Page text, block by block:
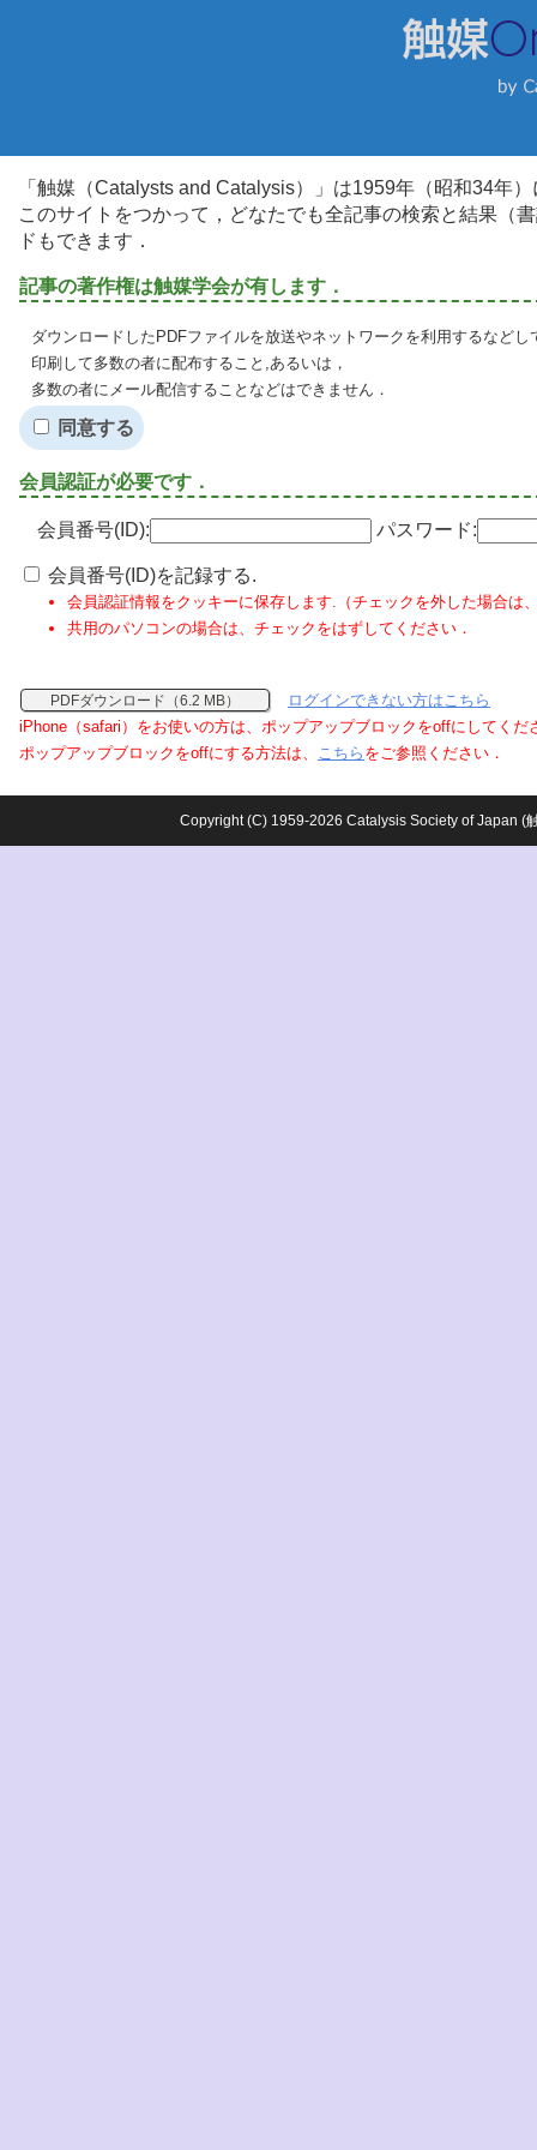
「触媒（Catalysts and Catalysis）」は1959年（昭和34年
このサイトをつかって，どなたでも全記事の検索と結果（
ドもできます．
記事の著作権は触媒学会が有します．
ダウンロードしたPDFファイルを放送やネットワークを利用するなど
印刷して多数の者に配布すること,あるいは，
多数の者にメール配信することなどはできません．
同意する
会員認証が必要です．
会員番号(ID): パスワード:
会員番号(ID)を記録する.
会員認証情報をクッキーに保存します.（チェックを外した場合は
共用のパソコンの場合は、チェックをはずしてください．
PDFダウンロード（6.2 MB）
ログインできない方はこちら
iPhone（safari）をお使いの方は、ポップアップブロックをoffにしてくだ
ポップアップブロックをoffにする方法は、 こちら をご参照ください．
Copyright (C) 1959-2026 Catalysis Society of Japan (